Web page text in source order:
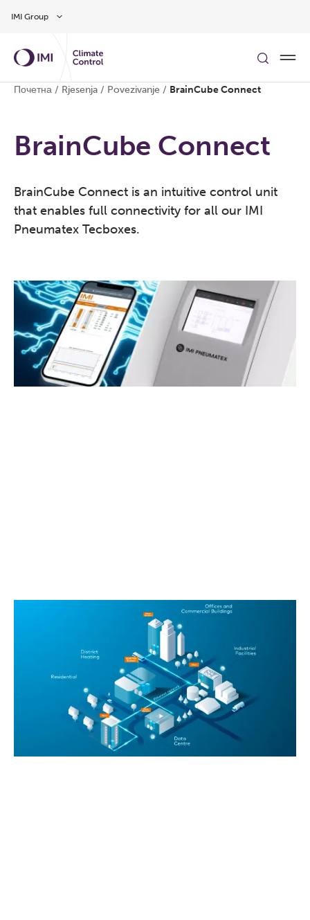
IMI Group
Почетна / Rjesenja / Povezivanje / BrainCube Connect
BrainCube Connect
BrainCube Connect is an intuitive control unit
that enables full connectivity for all our IMI
Pneumatex Tecboxes.